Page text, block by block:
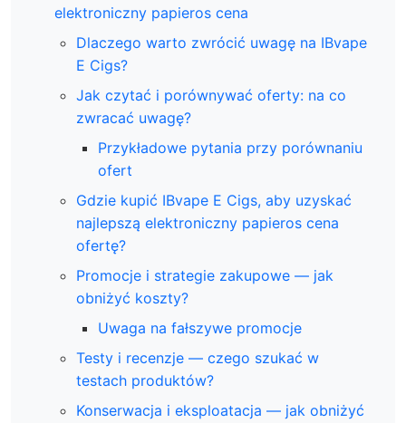
elektroniczny papieros cena
Dlaczego warto zwrócić uwagę na IBvape
E Cigs?
Jak czytać i porównywać oferty: na co
zwracać uwagę?
Przykładowe pytania przy porównaniu
ofert
Gdzie kupić IBvape E Cigs, aby uzyskać
najlepszą elektroniczny papieros cena
ofertę?
Promocje i strategie zakupowe — jak
obniżyć koszty?
Uwaga na fałszywe promocje
Testy i recenzje — czego szukać w
testach produktów?
Konserwacja i eksploatacja — jak obniżyć